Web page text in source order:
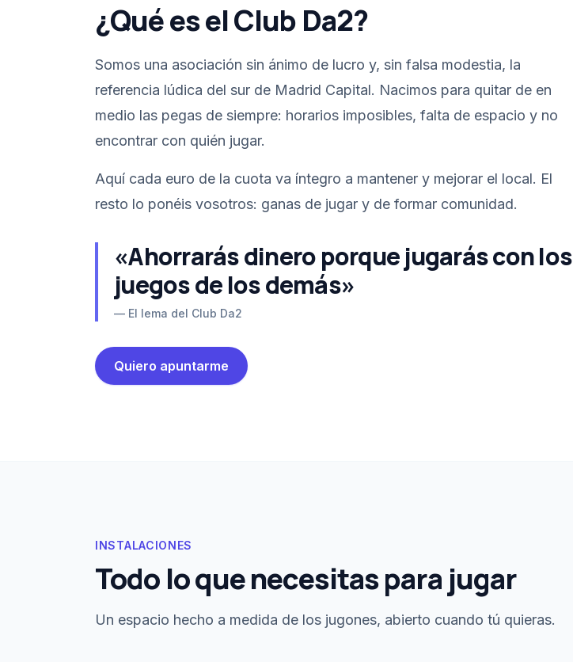
¿Qué es el Club Da2?
Somos una asociación sin ánimo de lucro y, sin falsa modestia, la
referencia lúdica del sur de Madrid Capital. Nacimos para quitar de en
medio las pegas de siempre: horarios imposibles, falta de espacio y no
encontrar con quién jugar.
Aquí cada euro de la cuota va íntegro a mantener y mejorar el local. El
resto lo ponéis vosotros: ganas de jugar y de formar comunidad.
«Ahorrarás dinero porque jugarás con los
juegos de los demás»
— El lema del Club Da2
Quiero apuntarme
INSTALACIONES
Todo lo que necesitas para jugar
Un espacio hecho a medida de los jugones, abierto cuando tú quieras.